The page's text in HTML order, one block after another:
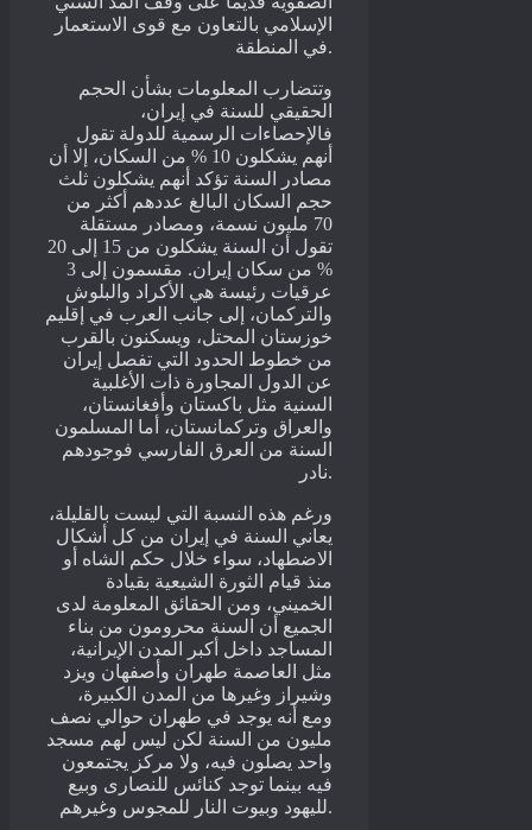
الإسلامي بالتعاون مع قوى الاستعمار
في المنطقة.
وتتضارب المعلومات بشأن الحجم
الحقيقي للسنة في إيران،
فالإحصاءات الرسمية للدولة تقول
أنهم يشكلون 10 % من السكان، إلا أن
مصادر السنة تؤكد أنهم يشكلون ثلث
حجم السكان البالغ عددهم أكثر من
70 مليون نسمة، ومصادر مستقلة
تقول أن السنة يشكلون من 15 إلى 20
% من سكان إيران. مقسمون إلى 3
عرقيات رئيسة هي الأكراد والبلوش
والتركمان، إلى جانب العرب في إقليم
خوزستان المحتل، ويسكنون بالقرب
من خطوط الحدود التي تفصل إيران
عن الدول المجاورة ذات الأغلبية
السنية مثل باكستان وأفغانستان،
والعراق وتركمانستان، أما المسلمون
السنة من العرق الفارسي فوجودهم
نادر.
ورغم هذه النسبة التي ليست بالقليلة،
يعاني السنة في إيران من كل أشكال
الاضطهاد، سواء خلال حكم الشاه أو
منذ قيام الثورة الشيعية بقيادة
الخميني، ومن الحقائق المعلومة لدى
الجميع أن السنة محرومون من بناء
المساجد داخل أكبر المدن الإيرانية،
مثل العاصمة طهران وأصفهان ويزد
وشيراز وغيرها من المدن الكبيرة،
ومع أنه يوجد في طهران حوالي نصف
مليون من السنة لكن ليس لهم مسجد
واحد يصلون فيه، ولا مركز يجتمعون
فيه بينما توجد كنائس للنصارى وبيع
لليهود وبيوت النار للمجوس وغيرهم.